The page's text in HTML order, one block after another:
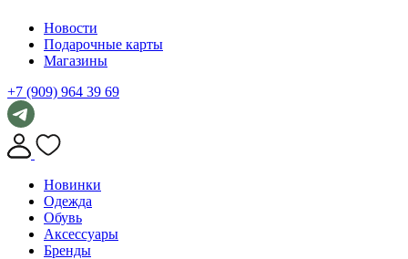
Новости
Подарочные карты
Магазины
+7 (909) 964 39 69
Новинки
Одежда
Обувь
Аксессуары
Бренды